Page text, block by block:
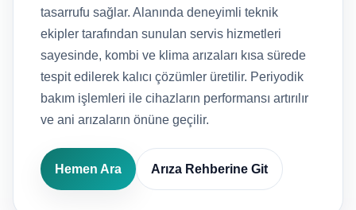
tasarrufu sağlar. Alanında deneyimli teknik
ekipler tarafından sunulan servis hizmetleri
sayesinde, kombi ve klima arızaları kısa sürede
tespit edilerek kalıcı çözümler üretilir. Periyodik
bakım işlemleri ile cihazların performansı artırılır
ve ani arızaların önüne geçilir.
Hemen Ara Arıza Rehberine Git